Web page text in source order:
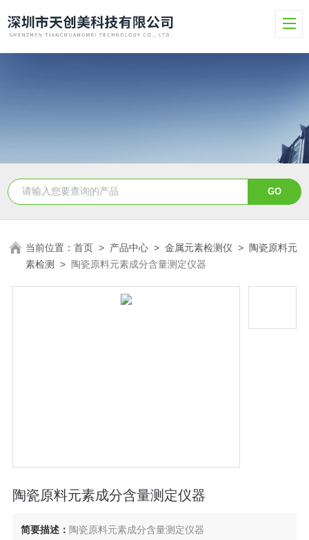
当前位置：首页 > 产品中心 >金属元素检测仪 >陶瓷原料元
素检测 >陶瓷原料元素成分含量测定仪器
陶瓷原料元素成分含量测定仪器
简要描述： 陶瓷原料元素成分含量测定仪器